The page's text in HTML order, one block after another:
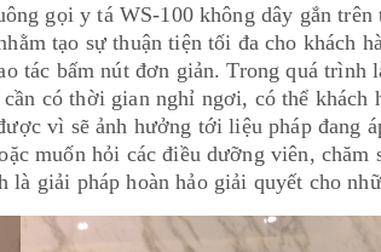
gọi y tá WS-100 không dây gắn trên
tạo sự thuận tiện tối đa cho khách
tác bấm nút đơn giản. Trong quá trình
có thời gian nghỉ ngơi, có thể khách
vì sẽ ảnh hưởng tới liệu pháp đang
muốn hỏi các điều dưỡng viên, chăm
giải pháp hoàn hảo giải quyết cho